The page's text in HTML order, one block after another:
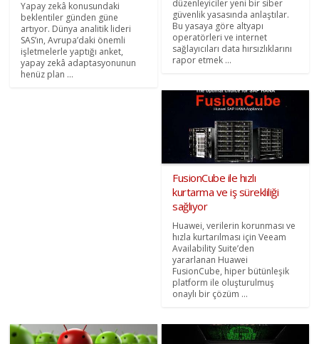
Yapay zekâ konusundaki
beklentiler günden güne
artıyor. Dünya analitik lideri
SAS’ın, Avrupa’daki önemli
işletmelerle yaptığı anket,
yapay zekâ adaptasyonunun
henüz plan ...
düzenleyiciler yeni bir siber
güvenlik yasasında anlaştılar.
Bu yasaya göre altyapı
operatörleri ve internet
sağlayıcıları data hırsızlıklarını
rapor etmek ...
FusionCube ile hızlı
kurtarma ve iş sürekliliği
sağlıyor
Huawei, verilerin korunması ve
hızla kurtarılması için Veeam
Availability Suite’den
yararlanan Huawei
FusionCube, hiper bütünleşik
platform ile oluşturulmuş
onaylı bir çözüm ...